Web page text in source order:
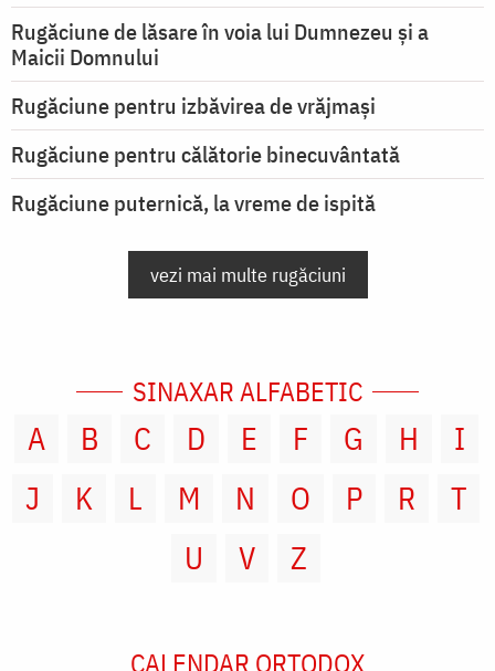
Rugăciune de lăsare în voia lui Dumnezeu şi a
Maicii Domnului
Rugăciune pentru izbăvirea de vrăjmași
Rugăciune pentru călătorie binecuvântată
Rugăciune puternică, la vreme de ispită
vezi mai multe rugăciuni
SINAXAR ALFABETIC
A B C D E F G H
I
J
K L M N O P R
T
U
V Z
CALENDAR ORTODOX